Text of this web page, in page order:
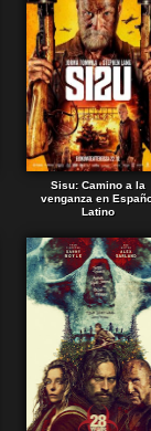
Sisu: Camino a la
venganza en
Latino